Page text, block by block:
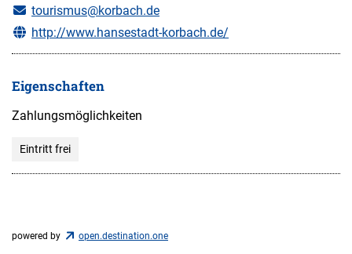
tourismus@korbach.de
http://www.hansestadt-korbach.de/
Eigenschaften
Zahlungsmöglichkeiten
Eintritt frei
powered by open.destination.one